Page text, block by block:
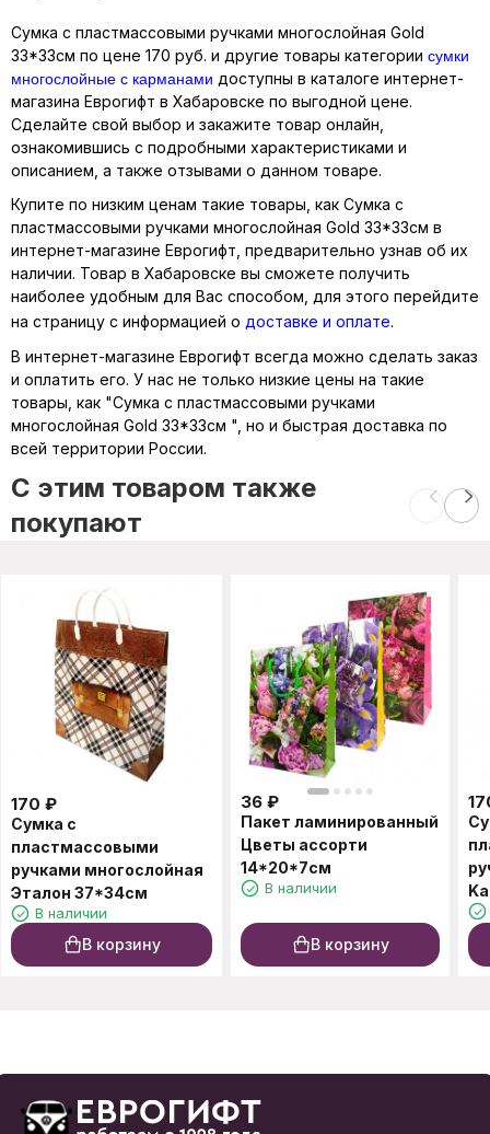
Сумка с пластмассовыми ручками многослойная Gold
33*33см по цене 170 руб. и другие товары категории сумки
многослойные с карманами доступны в каталоге интернет-
магазина Еврогифт в Хабаровске по выгодной цене.
Сделайте свой выбор и закажите товар онлайн,
ознакомившись с подробными характеристиками и
описанием, а также отзывами о данном товаре.
Купите по низким ценам такие товары, как Сумка с
пластмассовыми ручками многослойная Gold 33*33см в
интернет-магазине Еврогифт, предварительно узнав об их
наличии. Товар в Хабаровске вы сможете получить
наиболее удобным для Вас способом, для этого перейдите
на страницу с информацией о доставке и оплате.
В интернет-магазине Еврогифт всегда можно сделать заказ
и оплатить его. У нас не только низкие цены на такие
товары, как "Сумка с пластмассовыми ручками
многослойная Gold 33*33см ", но и быстрая доставка по
всей территории России.
C этим товаром также
покупают
170 ₽
Сумка с
пластмассовыми
ручками многослойная
Эталон 37*34см
В наличии
В корзину
36 ₽
Пакет ламинированный
Цветы ассорти
14*20*7см
В наличии
В корзину